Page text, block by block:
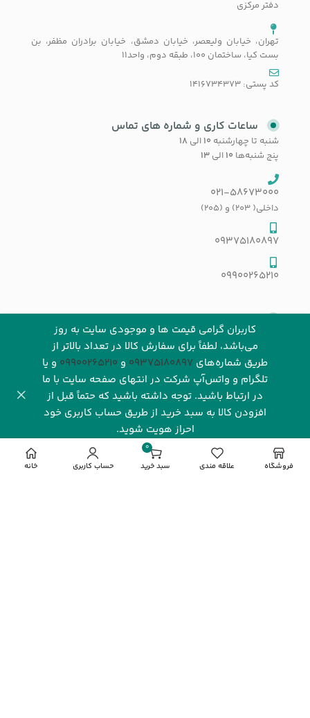
کاربران گرامی قیمت ها و موجودی سایت به روز
می‌باشد، لطفاً برای سفارش کالا در تعداد بالاتر از
طریق شماره‌های‌ 09375180897 و 09900265210 و یا
تلگرام و واتس‌آپ شرکت در انتهای صفحه سایت با ما
در ارتباط باشید. توجه داشته باشید که حتماً قبل از
افزودن کالا به سبد خرید از طریق حساب کاربری خود
احراز هویت شوید.
دفتر مرکزی
تهران، خیابان ولیعصر، خیابان دمشق، خیابان برادران مظفر، بن
بست کیا، ساختمان 100، طبقه دوم، واحد11
کد پستی: 1416734373
ساعات کاری و شماره های تماس
شنبه تا چهارشنبه ۱۰ الی ۱۸
پنج شنبه‌ها ۱۰ الی ۱۳
021-58673000
داخلی( 203) و (205)
09375180897
09900265210
اعتماد شما سرمایه ماست
فروشگاه علاقه مندی
0
مورد
سبد خرید حساب کاربری خانه